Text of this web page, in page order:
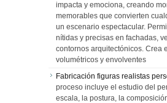
impacta y emociona, creando
memorables que convierten
un escenario espectacular.
nítidas y precisas en fachadas,
contornos arquitectónicos. Crea
volumétricos y envolventes
Fabricación figuras realistas
proceso incluye el estudio del
escala, la postura, la